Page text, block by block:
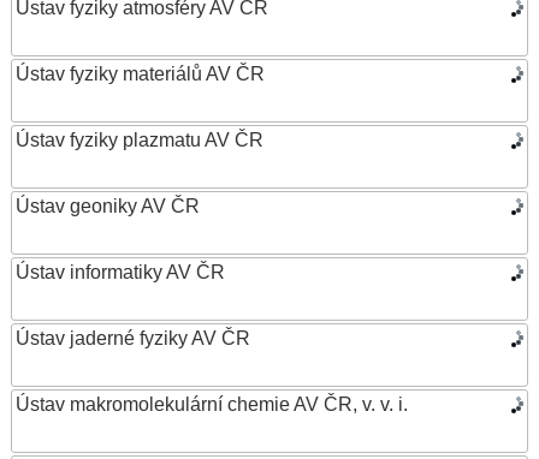
Ústav fyziky atmosféry AV ČR
Ústav fyziky materiálů AV ČR
Ústav fyziky plazmatu AV ČR
Ústav geoniky AV ČR
Ústav informatiky AV ČR
Ústav jaderné fyziky AV ČR
Ústav makromolekulární chemie AV ČR, v. v. i.